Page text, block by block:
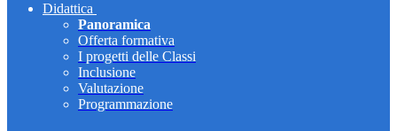
Didattica
Panoramica
Offerta formativa
I progetti delle Classi
Inclusione
Valutazione
Programmazione